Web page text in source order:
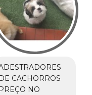
DE CACHORROS
PREÇO NO